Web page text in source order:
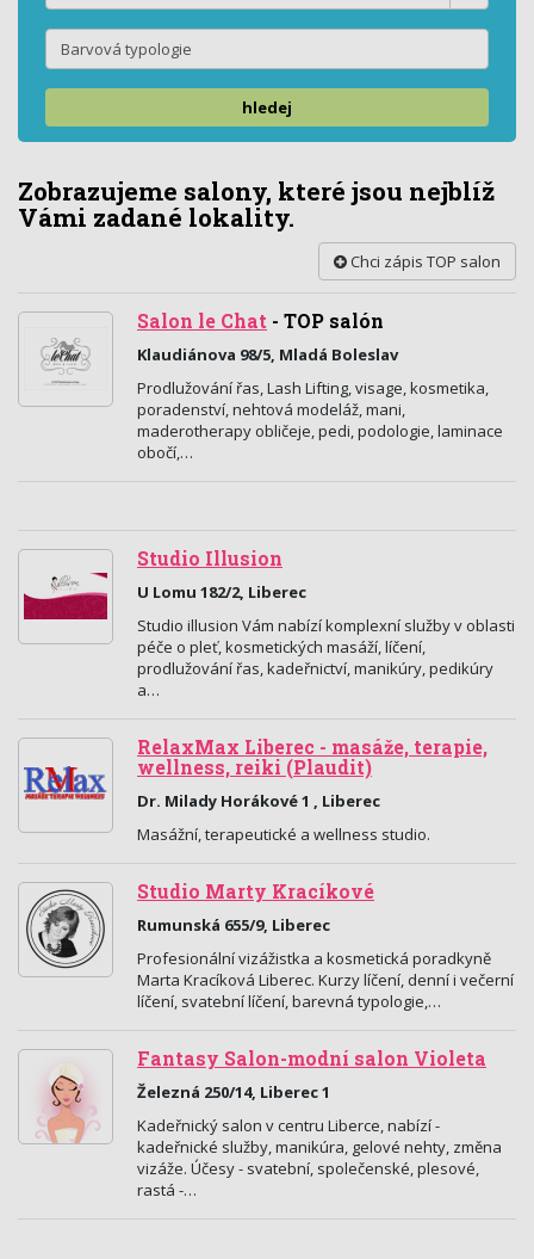
hledej
Zobrazujeme salony, které jsou nejblíž
Vámi zadané lokality.
Chci zápis TOP salon
Salon le Chat - TOP salón
Klaudiánova 98/5, Mladá Boleslav
Prodlužování řas, Lash Lifting, visage, kosmetika,
poradenství, nehtová modeláž, mani,
maderotherapy obličeje, pedi, podologie, laminace
obočí,…
Studio Illusion
U Lomu 182/2, Liberec
Studio illusion Vám nabízí komplexní služby v oblasti
péče o pleť, kosmetických masáží, líčení,
prodlužování řas, kadeřnictví, manikúry, pedikúry
a…
RelaxMax Liberec - masáže, terapie,
wellness, reiki (Plaudit)
Dr. Milady Horákové 1 , Liberec
Masážní, terapeutické a wellness studio.
Studio Marty Kracíkové
Rumunská 655/9, Liberec
Profesionální vizážistka a kosmetická poradkyně
Marta Kracíková Liberec. Kurzy líčení, denní i večerní
líčení, svatební líčení, barevná typologie,…
Fantasy Salon-modní salon Violeta
Železná 250/14, Liberec 1
Kadeřnický salon v centru Liberce, nabízí -
kadeřnické služby, manikúra, gelové nehty, změna
vizáže. Účesy - svatební, společenské, plesové,
rastá -…